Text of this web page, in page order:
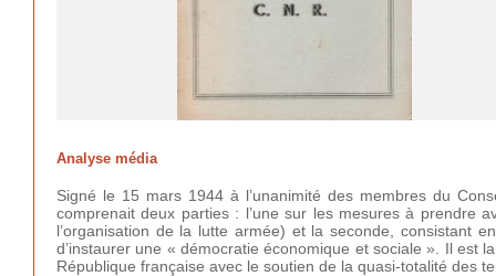
Analyse média
Signé le 15 mars 1944 à l’unanimité des membres du
comprenait deux parties : l’une sur les mesures à prendre
l’organisation de la lutte armée) et la seconde, consistant
d’instaurer une « démocratie économique et sociale ». Il
République française avec le soutien de la quasi-totalité des